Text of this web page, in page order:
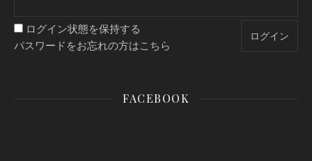
ログイン状態を保持する
パスワードをお忘れの方はこちら
FACEBOOK